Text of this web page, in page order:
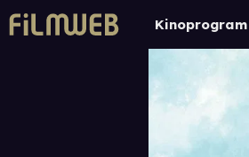
Kinoprogram